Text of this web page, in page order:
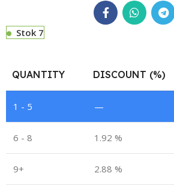
Stok 7
QUANTITY DISCOUNT (%)
1 - 5 —
6 - 8 1.92 %
9+ 2.88 %